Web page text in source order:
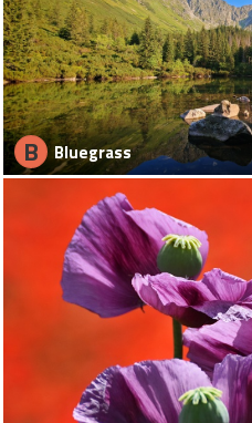
B Bluegrass